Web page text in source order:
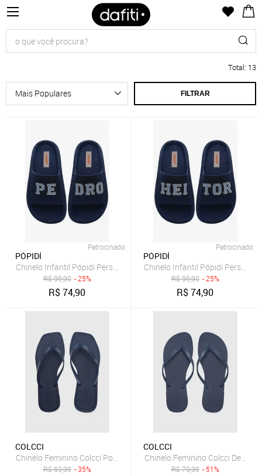
Total: 13
FILTRAR
Patrocinado
PÓPIDÍ
Chinelo Infantil Pópidi Personalizado PEDRO Estilo Nuvem Marinho
R$99,90 - 25%
R$74,90
Patrocinado
PÓPIDÍ
Chinelo Infantil Pópidi
R$99,90 - 25%
R$74,90
COLCCI
Chinelo Feminino Colcci Ponta Quadrada Azul Marinho
R$59,99 - 35%
COLCCI
Chinelo Feminino Colcci Dedo
R$79,99 - 51%